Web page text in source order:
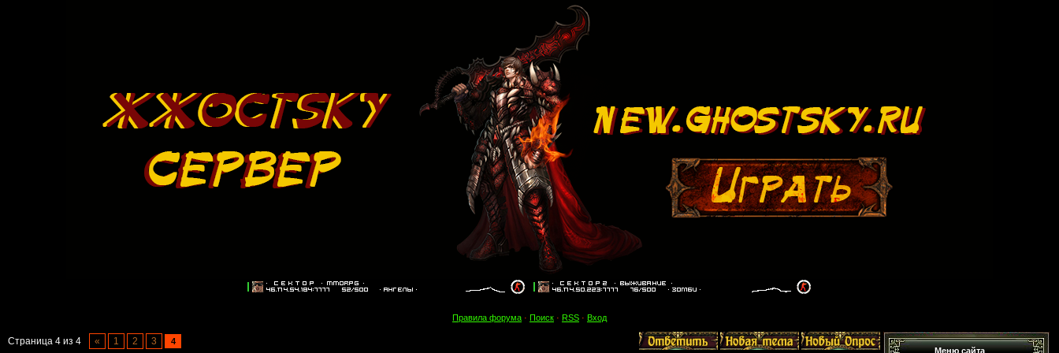
Правила форума · Поиск · RSS · Вход
Страница 4 из 4 « 1 2 3
4
Меню сайта